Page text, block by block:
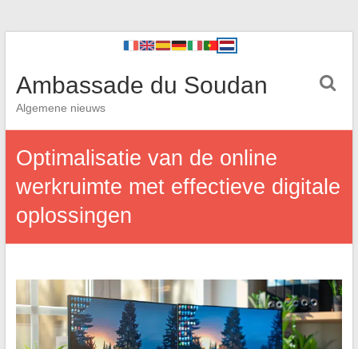
Ambassade du Soudan
Algemene nieuws
Optimalisatie van de online
werkruimte met effectieve digitale
oplossingen